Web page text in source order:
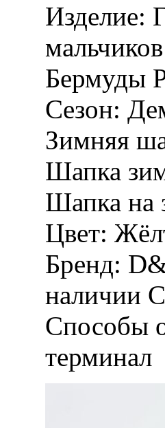
Изделие:
Бермуды
Сезон:
Зимняя
Шапка
Шапка на
Цвет:
Бренд:
наличии
Способы
терминал